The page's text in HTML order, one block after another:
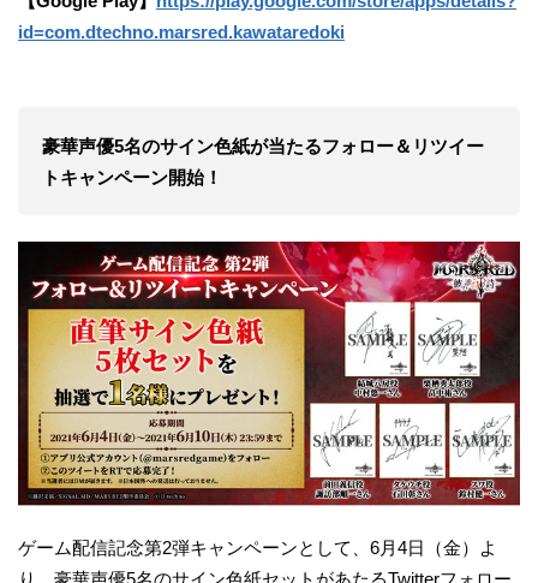
id=com.dtechno.marsred.kawataredoki
豪華声優5名のサイン色紙が当たるフォロー＆リツイー
トキャンペーン開始！
ゲーム配信記念第2弾キャンペーンとして、6月4日（金）よ
り、豪華声優5名のサイン色紙セットがあたるTwitterフォロー